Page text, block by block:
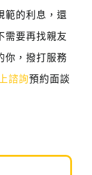
範的利息，還
需要再找親友
你，撥打服務
諮詢預約面談